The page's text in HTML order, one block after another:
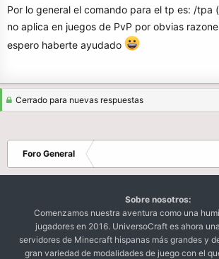
Por lo general el comando para el tp es: /tpa
no aplica en juegos de PvP por obvias
espero haberte ayudado
Cerrado para nuevas respuestas
Foro General
Sobre nosotros:
Comenzamos nuestra aventura como una
jugadores en 2016. UniversoCraft es ahora
servidores de Minecraft hispanas más grandes y
gran variedad de modalidades de juego con el